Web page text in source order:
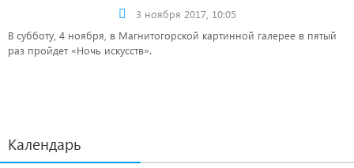
3 ноября 2017, 10:05
В субботу, 4 ноября, в Магнитогорской картинной галерее в пятый
раз пройдет «Ночь искусств».
Календарь